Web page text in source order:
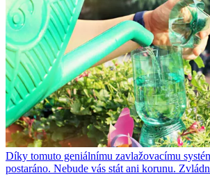
Díky tomuto geniálnímu zavlažovacímu
postaráno. Nebude vás stát ani korunu.